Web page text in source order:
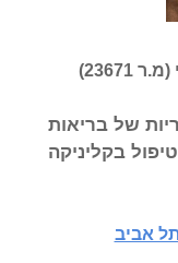
של בריאות
בקליניקה
אביב